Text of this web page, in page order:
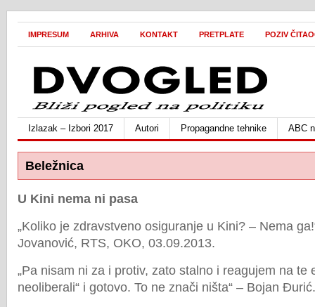
IMPRESUM ARHIVA KONTAKT PRETPLATE POZIV
Izlazak – Izbori 2017 Autori Propagandne tehnike ABC
Beležnica
U Kini nema ni pasa
„Koliko je zdravstveno osiguranje u Kini? – Nema
Jovanović, RTS, OKO, 03.09.2013.
„Pa nisam ni za i protiv, zato stalno i reagujem na te
neoliberali“ i gotovo. To ne znači ništa“ – Bojan